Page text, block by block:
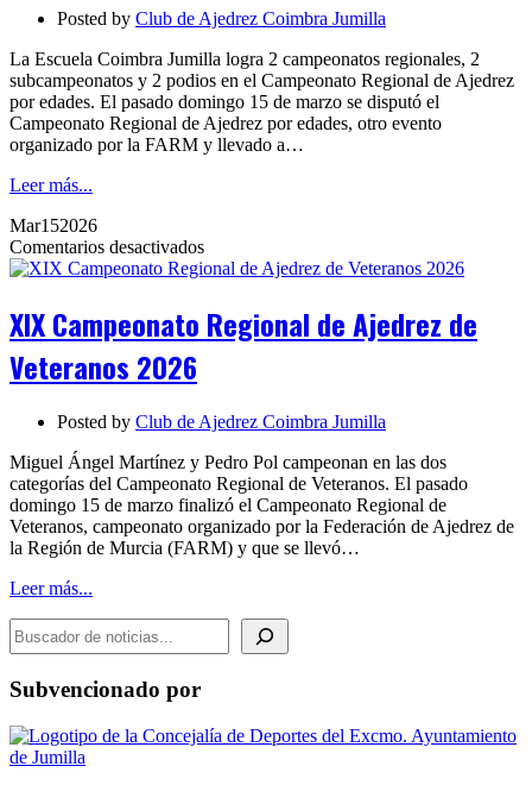
2026
Posted by Club de Ajedrez Coimbra Jumilla
La Escuela Coimbra Jumilla logra 2 campeonatos regionales, 2
subcampeonatos y 2 podios en el Campeonato Regional de Ajedrez
por edades. El pasado domingo 15 de marzo se disputó el
Campeonato Regional de Ajedrez por edades, otro evento
organizado por la FARM y llevado a…
Leer más...
Mar152026
Comentarios desactivadosen
XIX
Regional
de
2026
XIX Campeonato Regional de Ajedrez de
Veteranos 2026
Posted by Club de Ajedrez Coimbra Jumilla
Miguel Ángel Martínez y Pedro Pol campeonan en las dos
categorías del Campeonato Regional de Veteranos. El pasado
domingo 15 de marzo finalizó el Campeonato Regional de
Veteranos, campeonato organizado por la Federación de Ajedrez de
la Región de Murcia (FARM) y que se llevó…
Leer más...
BUSCADOR DE NOTICIAS
Subvencionado por